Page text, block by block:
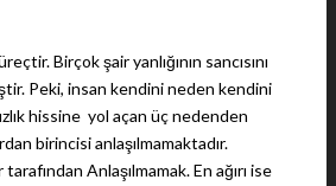
Birçok şair yanlığının sancısını
Peki, insan kendini neden kendini
hissine yol açan üç nedenden
birincisi anlaşılmamaktadır.
Anlaşılmamak. En ağırı ise